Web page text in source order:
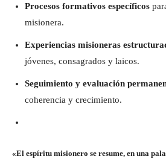
Procesos formativos específicos
misionera.
Experiencias misioneras
jóvenes, consagrados y laicos.
Seguimiento y evaluación
coherencia y crecimiento.
«El espíritu misionero se resume, en una